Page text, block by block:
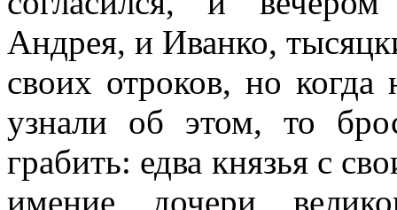
Андрея, и Иванко,
своих отроков, но когда
узнали об этом, то
грабить: едва князья с
имение дочери